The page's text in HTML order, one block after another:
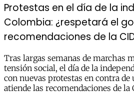
Protestas en el día de la
Colombia: ¿respetará el
recomendaciones de la
Tras largas semanas de marchas
tensión social, el día de la
con nuevas protestas en contra de
atiende las recomendaciones de la